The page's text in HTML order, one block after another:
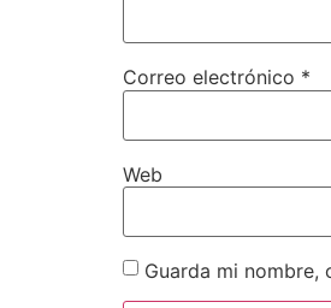
Correo electrónico *
Web
Guarda mi